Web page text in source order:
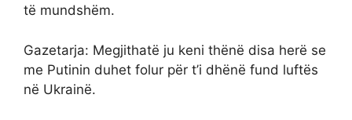
të mundshëm.
Gazetarja: Megjithatë ju keni thënë disa herë se
me Putinin duhet folur për t’i dhënë fund luftës
në Ukrainë.